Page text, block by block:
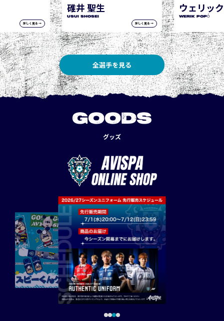
詳しく見る →
ウェリック ポポ
WERIK POPÓ
詳しく見る →
全選手を見る
GOODS
グッズ